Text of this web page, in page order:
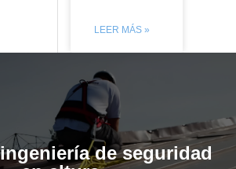
LEER MÁS »
de seguridad